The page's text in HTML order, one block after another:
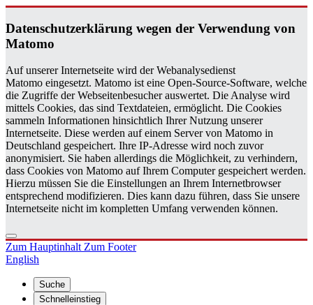
Da­ten­schutz­er­klä­rung wegen der Ver­wen­dung von
Ma­to­mo
Auf unserer Internetseite wird der Webanalysedienst
Matomo eingesetzt. Matomo ist eine Open-Source-Software, welche
die Zugriffe der Webseitenbesucher auswertet. Die Analyse wird
mittels Cookies, das sind Textdateien, ermöglicht. Die Cookies
sammeln Informationen hinsichtlich Ihrer Nutzung unserer
Internetseite. Diese werden auf einem Server von Matomo in
Deutschland gespeichert. Ihre IP-Adresse wird noch zuvor
anonymisiert. Sie haben allerdings die Möglichkeit, zu verhindern,
dass Cookies von Matomo auf Ihrem Computer gespeichert werden.
Hierzu müssen Sie die Einstellungen an Ihrem Internetbrowser
entsprechend modifizieren. Dies kann dazu führen, dass Sie unsere
Internetseite nicht im kompletten Umfang verwenden können.
Zum HauptinhaltZum Footer
English
Suche
Schnelleinstieg